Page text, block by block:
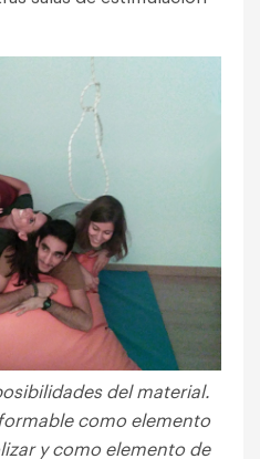
del material.
como elemento
y como elemento de